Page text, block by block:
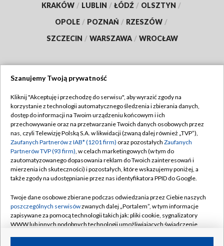
KRAKÓW / LUBLIN / ŁÓDŹ / OLSZTYN /
OPOLE / POZNAŃ / RZESZÓW /
SZCZECIN / WARSZAWA / WROCŁAW
TVP
Abonament TVP
Emisja w TVP
Centrum informacji TVP
Naziemna Telewizja Cyfrowa
Rada Programowa
System NOS
Informacje o nadawcy
Regulamin TVP
Polityka prywatności
Moje zgody
Pomoc
Kontakt
Kanały
Szanujemy Twoją prywatność
Kliknij "Akceptuję i przechodzę do serwisu", aby wyrazić zgody na
korzystanie z technologii automatycznego śledzenia i zbierania danych,
dostęp do informacji na Twoim urządzeniu końcowym i ich
przechowywanie oraz na przetwarzanie Twoich danych osobowych przez
nas, czyli Telewizję Polską S.A. w likwidacji (zwaną dalej również „TVP”),
Zaufanych Partnerów z IAB* (1201 firm) oraz pozostałych Zaufanych
Partnerów TVP (93 firm), w celach marketingowych (w tym do
zautomatyzowanego dopasowania reklam do Twoich zainteresowań i
mierzenia ich skuteczności) i pozostałych, które wskazujemy poniżej, a
także zgody na udostępnianie przez nas identyfikatora PPID do Google.
Twoje dane osobowe zbierane podczas odwiedzania przez Ciebie naszych
poszczególnych serwisówzwanych dalej „Portalem”, w tym informacje
zapisywane za pomocą technologii takich jak: pliki cookie, sygnalizatory
WWW lub innych podobnych technologii umożliwiających świadczenie